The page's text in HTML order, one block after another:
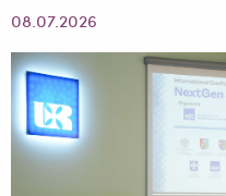
08.07.2026